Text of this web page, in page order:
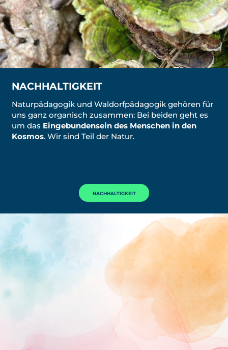
NACHHALTIGKEIT
Naturpädagogik und Waldorfpädagogik gehören für
uns ganz organisch zusammen: Bei beiden geht es
um das Eingebundensein des Menschen in den
Kosmos. Wir sind Teil der Natur.
NACHHALTIGKEIT